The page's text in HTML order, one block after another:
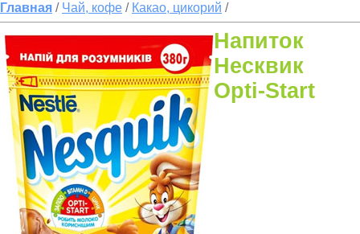
Главная / Чай, кофе / Какао, цикорий /
Напиток
Несквик
Opti-Start